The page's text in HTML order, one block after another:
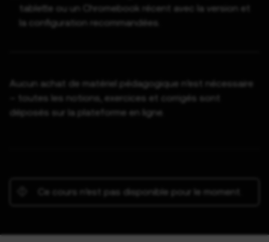
tablette ou un Chromebook récent avec la version et
la configuration recommandées.
Aucun achat de matériel pédagogique n’est nécessaire
– toutes les notions, exercices et corrigés sont
déposés sur la plateforme en ligne.
Ce cours n’est pas disponible pour le moment.